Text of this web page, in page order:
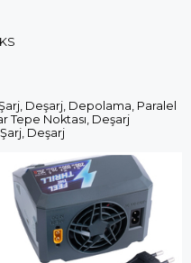
Deşarj, Depolama, Paralel
Tepe Noktası, Deşarj
Deşarj